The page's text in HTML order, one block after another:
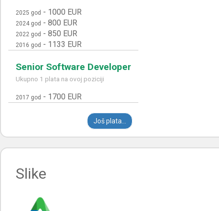
2025 god - 1000 EUR
2024 god - 800 EUR
2022 god - 850 EUR
2016 god - 1133 EUR
Senior Software Developer
Ukupno 1 plata na ovoj poziciji
2017 god - 1700 EUR
Još plata...
Slike